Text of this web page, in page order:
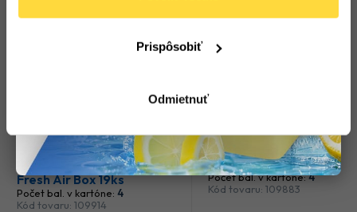
Prispôsobiť
Odmietnuť
ARIEL
ARIEL Kapsule na
pranie Touch of Lenor
Fresh Air Box 19ks
Počet bal. v kartóne: 4
Kód tovaru: 109914
ARIEL
ARIEL Mouting Spring
prací prášok (40PD)
Počet bal. v kartóne:4
Kód tovaru: 109883